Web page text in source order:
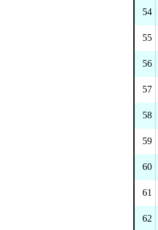
54
55
56
57
58
59
60
61
62